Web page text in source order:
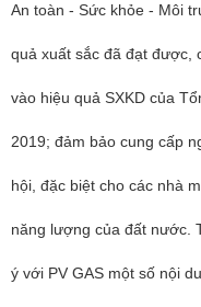
An toàn - Sức khỏe - Môi
quả xuất sắc đã đạt được,
vào hiệu quả SXKD của
2019; đảm bảo cung cấp
hội, đặc biệt cho các nhà
năng lượng của đất nước.
ý với PV GAS một số nội